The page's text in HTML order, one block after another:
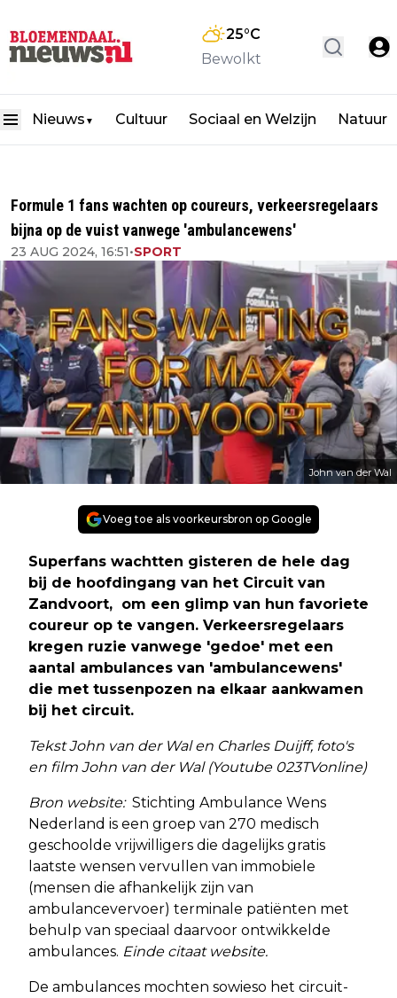
25°C
Bewolkt
Nieuws ▼ Cultuur Sociaal en Welzijn Natuur
Formule 1 fans wachten op coureurs, verkeersregelaars
bijna op de vuist vanwege 'ambulancewens'
23 AUG 2024, 16:51•SPORT
John van der Wal
Voeg toe als voorkeursbron op Google
Superfans wachtten gisteren de hele dag
bij de hoofdingang van het Circuit van
Zandvoort, om een glimp van hun favoriete
coureur op te vangen. Verkeersregelaars
kregen ruzie vanwege 'gedoe' met een
aantal ambulances van 'ambulancewens'
die met tussenpozen na elkaar aankwamen
bij het circuit.
Tekst John van der Wal en Charles Duijff, foto's
en film John van der Wal (Youtube 023TVonline)
Bron website: Stichting Ambulance Wens
Nederland is een groep van 270 medisch
geschoolde vrijwilligers die dagelijks gratis
laatste wensen vervullen van immobiele
(mensen die afhankelijk zijn van
ambulancevervoer) terminale patiënten met
behulp van speciaal daarvoor ontwikkelde
ambulances. Einde citaat website.
De ambulances mochten sowieso het circuit-